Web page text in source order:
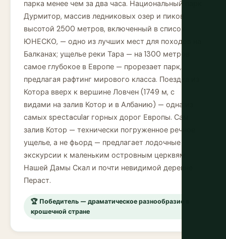
парка менее чем за два часа. Национальный парк
Дурмитор, массив ледниковых озер и пиков
высотой 2500 метров, включенный в список
ЮНЕСКО, — одно из лучших мест для походов на
Балканах; ущелье реки Тара — на 1300 метров
самое глубокое в Европе — прорезает парк,
предлагая рафтинг мирового класса. Поездка из
Котора вверх к вершине Ловчен (1749 м, с
видами на залив Котор и в Албанию) — одна из
самых spectacular горных дорог Европы. Сам
залив Котор — технически погруженное речное
ущелье, а не фьорд — предлагает лодочные
экскурсии к маленьким островным церквям
Нашей Дамы Скал и почти невидимой деревне
Пераст.
🏆 Победитель — драматическое разнообразие в
крошечной стране